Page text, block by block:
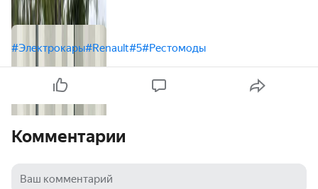
#Электрокары#Renault#5#Рестомоды
Комментарии